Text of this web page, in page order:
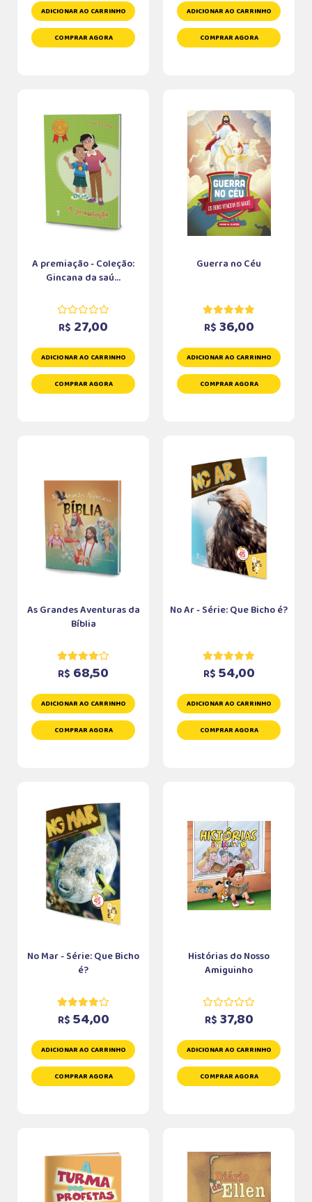
ADICIONAR AO CARRINHO
COMPRAR AGORA
ADICIONAR AO CARRINHO
COMPRAR AGORA
A premiação - Coleção:
Gincana da saú...
R$ 27,00
ADICIONAR AO CARRINHO
COMPRAR AGORA
Guerra no Céu
R$ 36,00
ADICIONAR AO CARRINHO
COMPRAR AGORA
As Grandes Aventuras da
Bíblia
R$ 68,50
ADICIONAR AO CARRINHO
COMPRAR AGORA
No Ar - Série: Que Bicho é?
R$ 54,00
ADICIONAR AO CARRINHO
COMPRAR AGORA
No Mar - Série: Que Bicho
é?
R$ 54,00
ADICIONAR AO CARRINHO
COMPRAR AGORA
Histórias do Nosso
Amiguinho
R$ 37,80
ADICIONAR AO CARRINHO
COMPRAR AGORA